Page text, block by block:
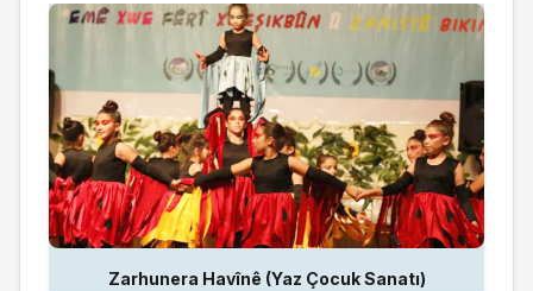
Zarhunera Havînê (Yaz Çocuk Sanatı)